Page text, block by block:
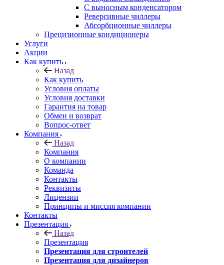
С выносным конденсатором
Реверсивные чиллеры
Абсорбционные чиллеры
Прецизионные кондиционеры
Услуги
Акции
Как купить
Назад
Как купить
Условия оплаты
Условия доставки
Гарантия на товар
Обмен и возврат
Вопрос-ответ
Компания
Назад
Компания
О компании
Команда
Контакты
Реквизиты
Лицензии
Принципы и миссия компании
Контакты
Презентация
Назад
Презентация
Презентация для строителей
Презентация для дизайнеров